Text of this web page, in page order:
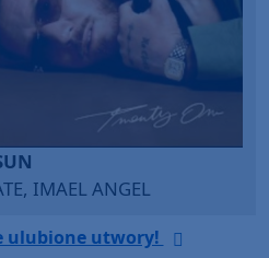
ulubione utwory!